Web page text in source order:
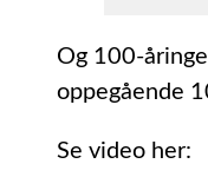
Og 100-
oppegående
Se video her: